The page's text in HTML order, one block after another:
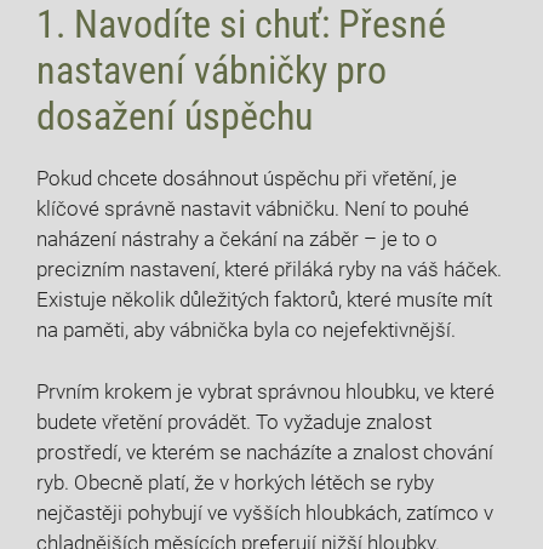
1. Navodíte si chuť: Přesné
nastavení ​vábničky pro
⁢dosažení úspěchu
Pokud chcete dosáhnout úspěchu ​při vřetění, je
⁢klíčové správně nastavit vábničku. Není to pouhé
naházení nástrahy a čekání na záběr – je to o
precizním⁣ nastavení, které přiláká ‌ryby ⁢na váš háček.
Existuje několik důležitých faktorů, které musíte mít
na paměti, aby vábnička byla co nejefektivnější.
Prvním krokem je vybrat správnou hloubku, ve⁤ které
budete‍ vřetění provádět. To vyžaduje znalost
prostředí, ve kterém se nacházíte a znalost chování
ryb. Obecně platí, že v horkých létěch‍ se ryby⁤
nejčastěji pohybují ve vyšších hloubkách, zatímco v
chladnějších měsících preferují nižší⁤ hloubky.